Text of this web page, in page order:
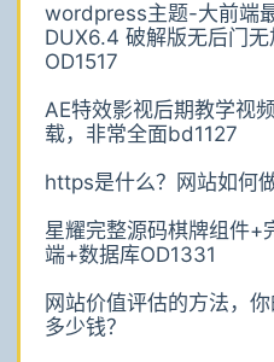
wordpress主题-大前端
DUX6.4 破解版无后门无
OD1517
AE特效影视后期教学视
载，非常全面bd1127
https是什么？网站如何
星耀完整源码棋牌组件+
端+数据库OD1331
网站价值评估的方法，
多少钱？